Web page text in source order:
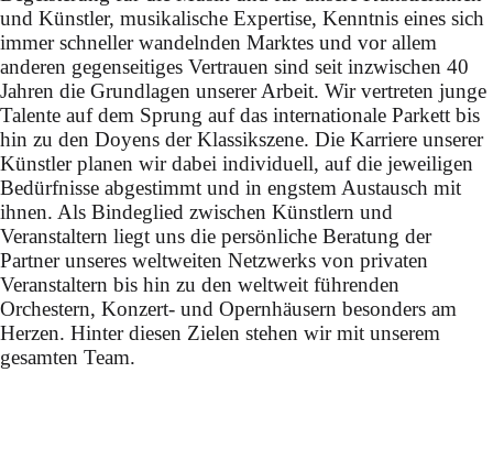
Lobbes & Nils Corte) unter
der Leitung von Christian
Thielemann
und Künstler, musikalische Expertise, Kenntnis eines sich
immer schneller wandelnden Marktes und vor allem
anderen gegenseitiges Vertrauen sind seit inzwischen 40
Jahren die Grundlagen unserer Arbeit. Wir vertreten junge
Talente auf dem Sprung auf das internationale Parkett bis
hin zu den Doyens der Klassikszene. Die Karriere unserer
Künstler planen wir dabei individuell, auf die jeweiligen
Bedürfnisse abgestimmt und in engstem Austausch mit
ihnen. Als Bindeglied zwischen Künstlern und
Veranstaltern liegt uns die persönliche Beratung der
Partner unseres weltweiten Netzwerks von privaten
Veranstaltern bis hin zu den weltweit führenden
Orchestern, Konzert- und Opernhäusern besonders am
Herzen. Hinter diesen Zielen stehen wir mit unserem
gesamten Team.